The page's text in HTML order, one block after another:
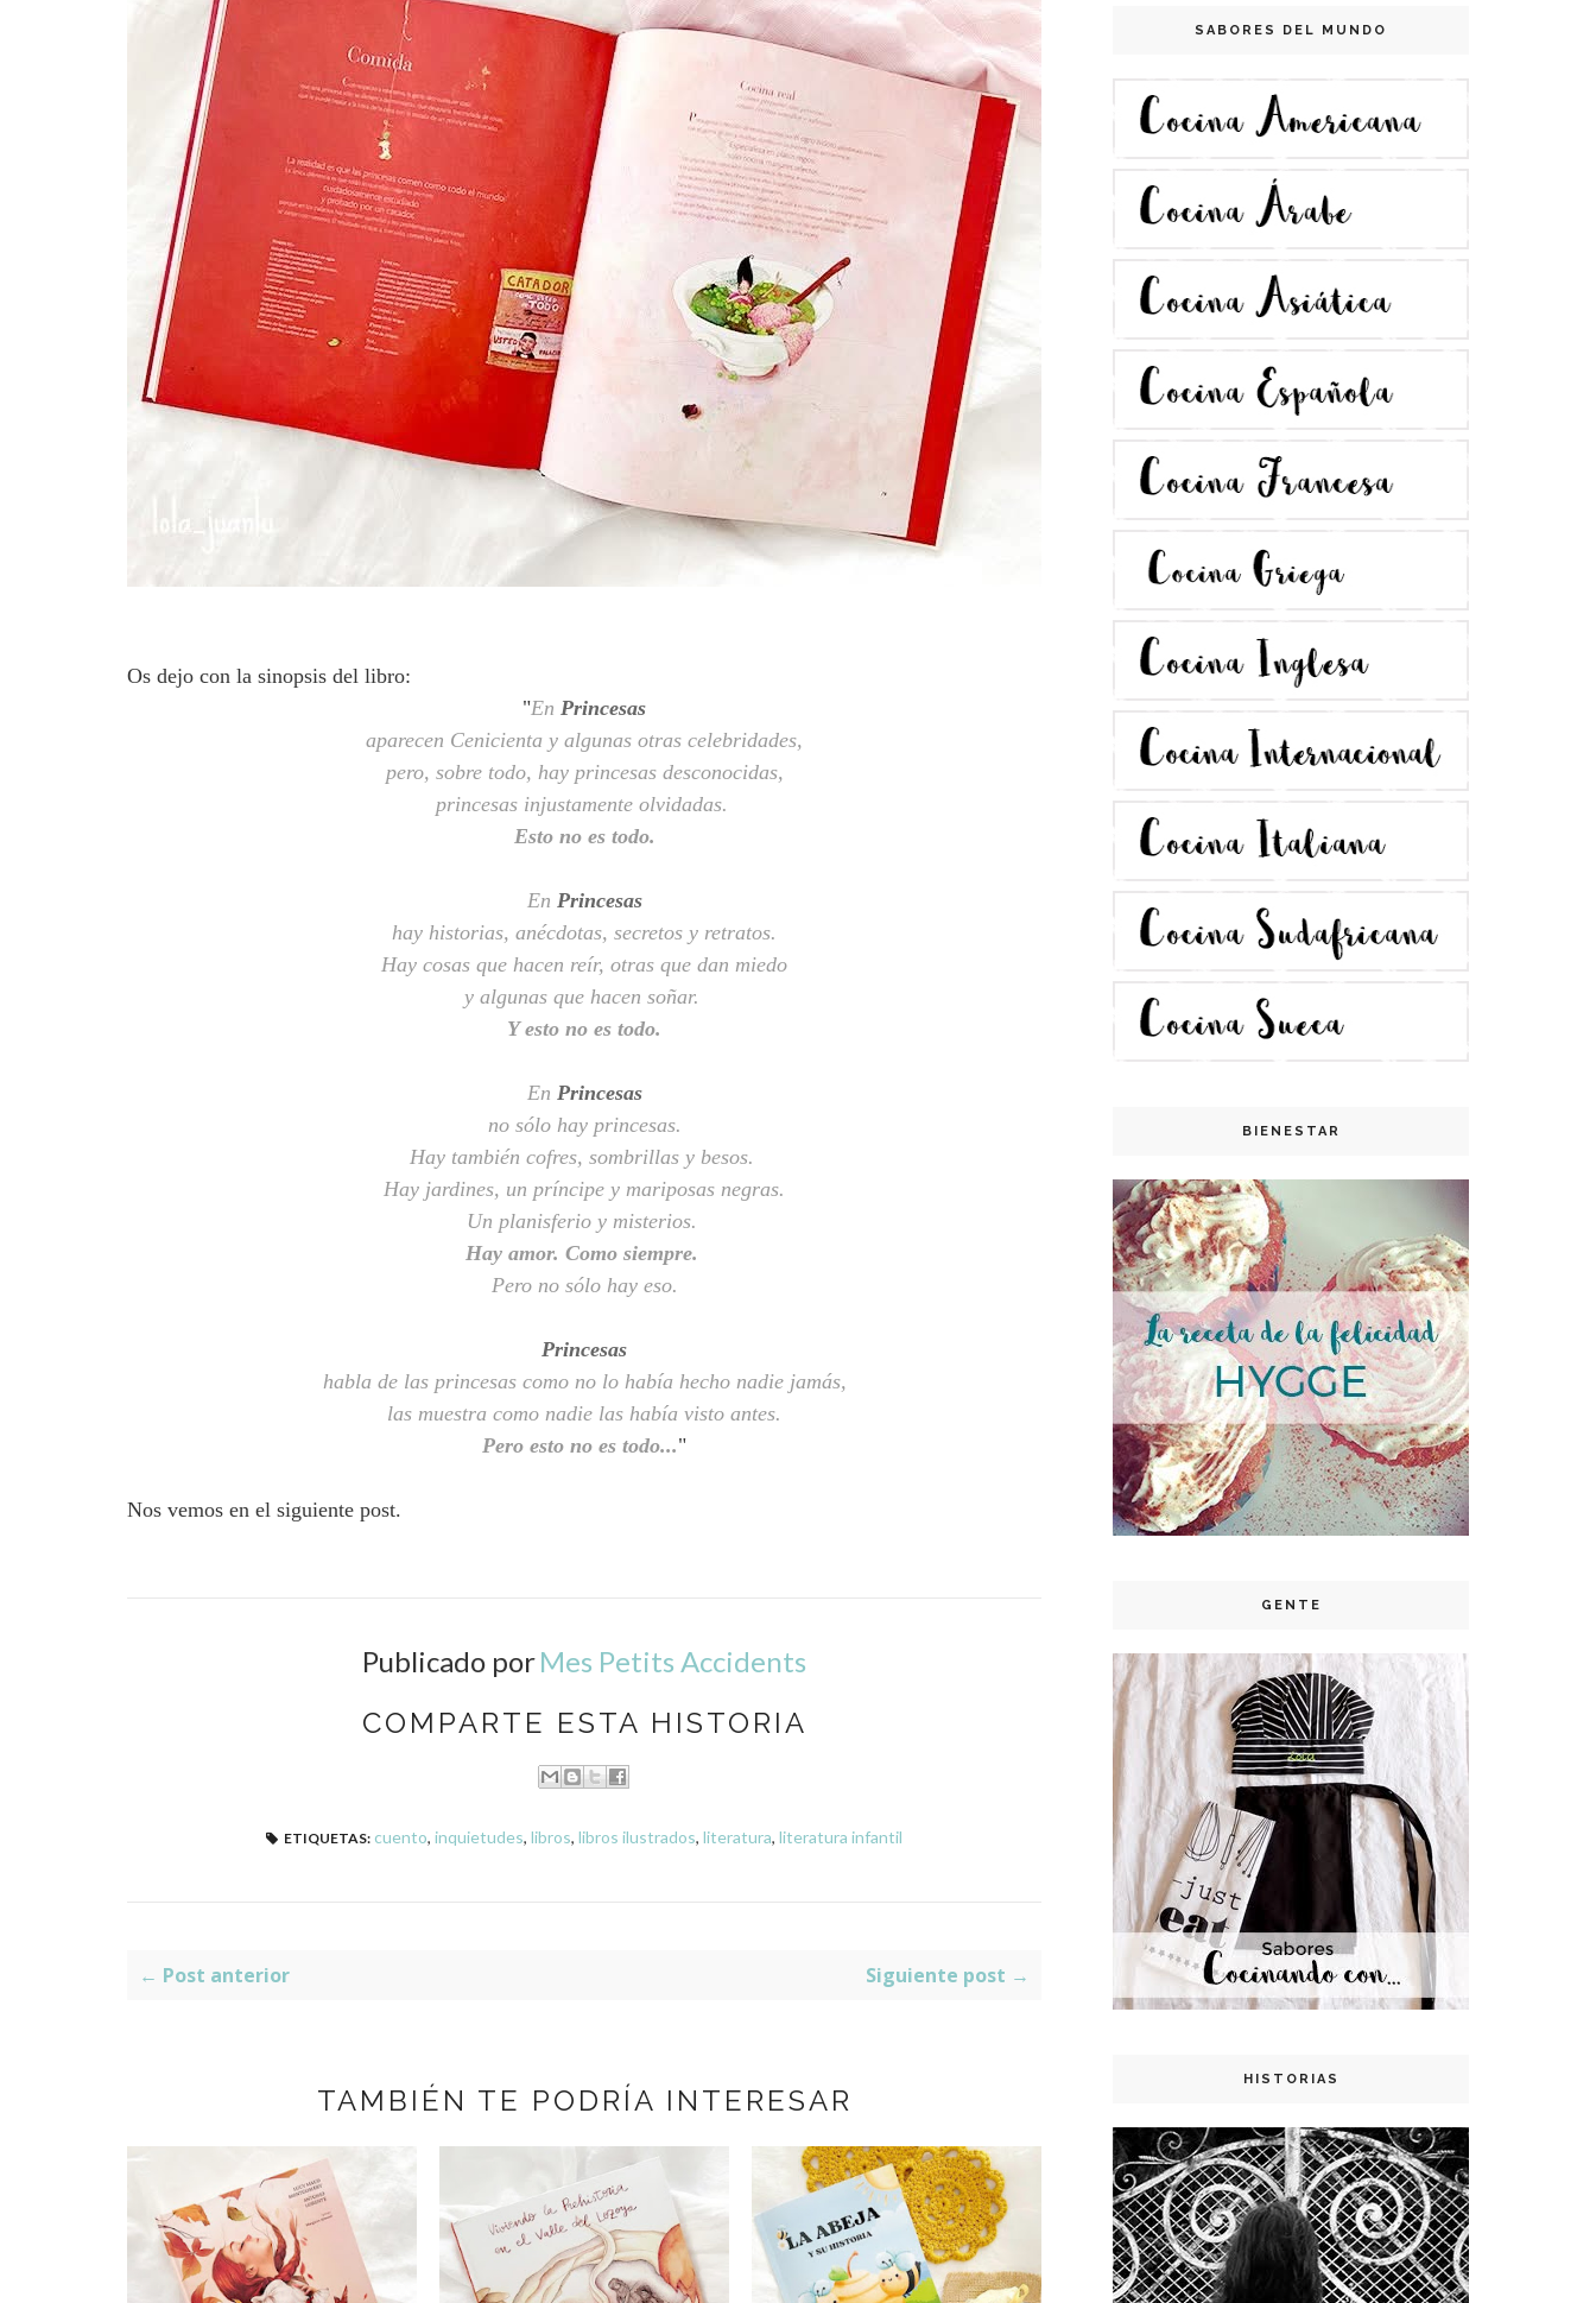
Os dejo con la sinopsis del libro:
"En Princesas
aparecen Cenicienta y algunas otras celebridades,
pero, sobre todo, hay princesas desconocidas,
princesas injustamente olvidadas.
Esto no es todo.
En Princesas
hay historias, anécdotas, secretos y retratos.
Hay cosas que hacen reír, otras que dan miedo
y algunas que hacen soñar.
Y esto no es todo.
En Princesas
no sólo hay princesas.
Hay también cofres, sombrillas y besos.
Hay jardines, un príncipe y mariposas negras.
Un planisferio y misterios.
Hay amor. Como siempre.
Pero no sólo hay eso.
Princesas
habla de las princesas como no lo había hecho nadie jamás,
las muestra como nadie las había visto antes.
Pero esto no es todo..."
Nos vemos en el siguiente post.
Publicado porMes Petits Accidents
COMPARTE ESTA HISTORIA
ETIQUETAS: cuento, inquietudes, libros, libros ilustrados, literatura, literatura infantil
← Post anterior Siguiente post →
TAMBIÉN TE PODRÍA INTERESAR
SABORES DEL MUNDO
BIENESTAR
GENTE
HISTORIAS